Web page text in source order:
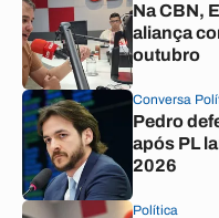
Na CBN,
aliança
outubro
Conversa
Pedro
após PL
2026
Política